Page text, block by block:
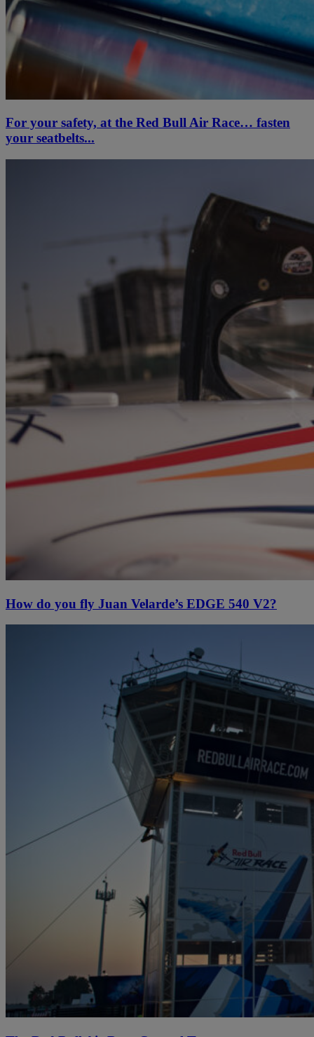
For your safety, at the Red Bull Air Race… fasten
your seatbelts...
How do you fly Juan Velarde’s EDGE 540 V2?